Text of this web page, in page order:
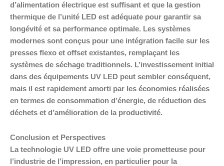
d’alimentation électrique est suffisant et que la gestion
thermique de l’unité LED est adéquate pour garantir sa
longévité et sa performance optimale. Les systèmes
modernes sont conçus pour une intégration facile sur les
presses flexo et offset existantes, remplaçant les
systèmes de séchage traditionnels. L’investissement initial
dans des équipements UV LED peut sembler conséquent,
mais il est rapidement amorti par les économies réalisées
en termes de consommation d’énergie, de réduction des
déchets et d’amélioration de la productivité.
Conclusion et Perspectives
La technologie UV LED offre une voie prometteuse pour
l’industrie de l’impression, en particulier pour la